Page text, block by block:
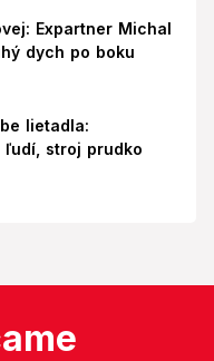
Expartner Michal
dych po boku
lietadla:
ľudí, stroj prudko